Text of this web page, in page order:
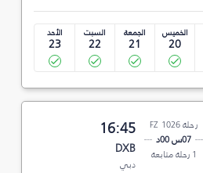
الخميس
20
الجمعة
21
السبت
22
الأحد
23
رحلة FZ 1026
07س 00د
1 رحلة متابعة
16:45
DXB
دبي